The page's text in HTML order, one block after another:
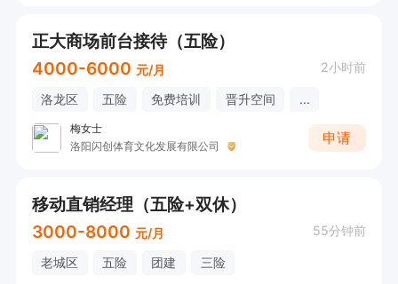
正大商场前台接待（五险）
4000-6000 元/月 2小时前
洛龙区 五险 免费培训 晋升空间 ...
梅女士
洛阳闪创体育文化发展有限公司
申请
移动直销经理（五险+双休）
3000-8000 元/月 55分钟前
老城区 五险 团建 三险